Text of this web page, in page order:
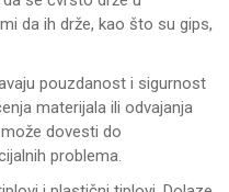
da ih drže, kao što su gips,
pouzdanost i sigurnost
materijala ili odvajanja
dovesti do
problema.